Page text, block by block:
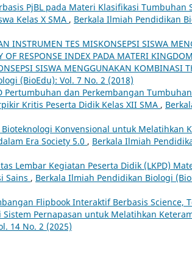
PjBL pada Materi Klasifikasi Tumbuhan
Kelas X SMA , Berkala Ilmiah Pendidikan
INSTRUMEN TES MISKONSEPSI SISWA
OF RESPONSE INDEX PADA MATERI
SISWA MENGGUNAKAN KOMBINASI
(BioEdu): Vol. 7 No. 2 (2018)
Pertumbuhan dan Perkembangan
Kritis Peserta Didik Kelas XII SMA ,
Bioteknologi Konvensional untuk Melatihkan
Era Society 5.0 , Berkala Ilmiah
Lembar Kegiatan Peserta Didik (LKPD)
Sains , Berkala Ilmiah Pendidikan Biologi
Flipbook Interaktif Berbasis Science,
Pernapasan untuk Melatihkan
14 No. 2 (2025)